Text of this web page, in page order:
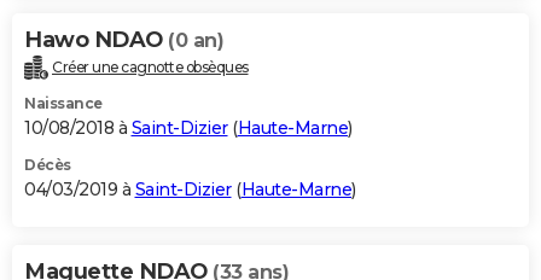
Hawo NDAO (0 an)
Créer une cagnotte obsèques
Naissance
10/08/2018 à Saint-Dizier(Haute-Marne)
Décès
04/03/2019 à Saint-Dizier(Haute-Marne)
Maguette NDAO (33 ans)